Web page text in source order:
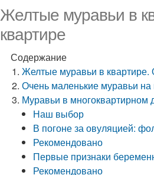
Желтые муравьи в
квартире
Содержание
Желтые муравьи в квартире.
Очень маленькие муравьи
Муравьи в многоквартирном
Наш выбор
В погоне за овуляцией:
Рекомендовано
Первые признаки
Рекомендовано